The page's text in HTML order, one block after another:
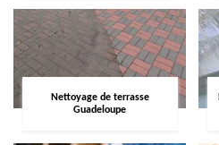
Nettoyage de terrasse
Guadeloupe